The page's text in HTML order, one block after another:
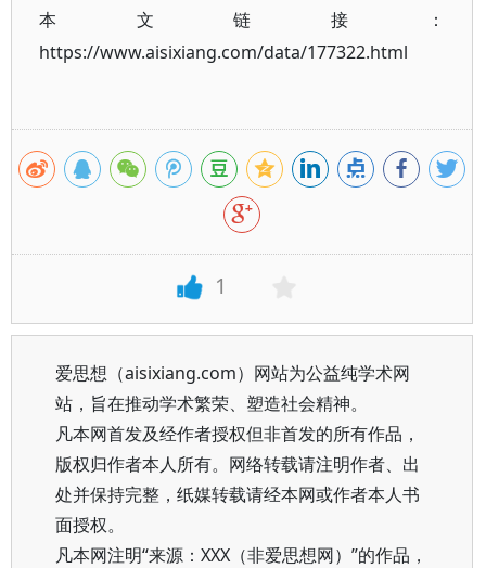
本文链接：
https://www.aisixiang.com/data/177322.html
1
爱思想（aisixiang.com）网站为公益纯学术网
站，旨在推动学术繁荣、塑造社会精神。
凡本网首发及经作者授权但非首发的所有作品，
版权归作者本人所有。网络转载请注明作者、出
处并保持完整，纸媒转载请经本网或作者本人书
面授权。
凡本网注明“来源：XXX（非爱思想网）”的作品，